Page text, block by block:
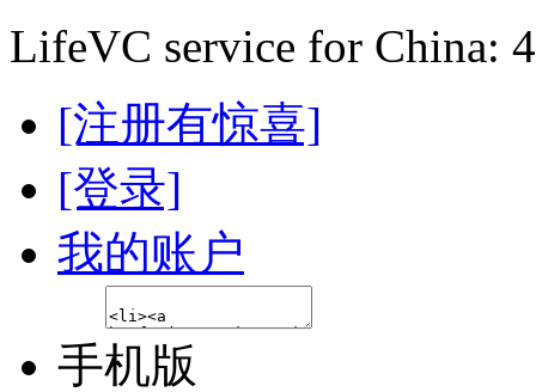
LifeVC service for China:
[注册有惊喜]
[登录]
我的账户
手机版